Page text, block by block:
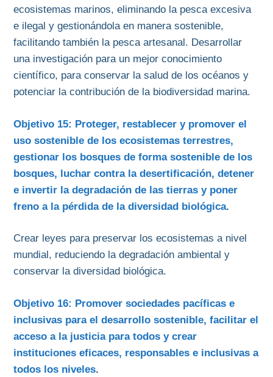
ecosistemas marinos, eliminando la pesca excesiva
e ilegal y gestionándola en manera sostenible,
facilitando también la pesca artesanal. Desarrollar
una investigación para un mejor conocimiento
científico, para conservar la salud de los océanos y
potenciar la contribución de la biodiversidad marina.
Objetivo 15: Proteger, restablecer y promover el
uso sostenible de los ecosistemas terrestres,
gestionar los bosques de forma sostenible de los
bosques, luchar contra la desertificación, detener
e invertir la degradación de las tierras y poner
freno a la pérdida de la diversidad biológica.
Crear leyes para preservar los ecosistemas a nivel
mundial, reduciendo la degradación ambiental y
conservar la diversidad biológica.
Objetivo 16: Promover sociedades pacíficas e
inclusivas para el desarrollo sostenible, facilitar el
acceso a la justicia para todos y crear
instituciones eficaces, responsables e inclusivas a
todos los niveles.